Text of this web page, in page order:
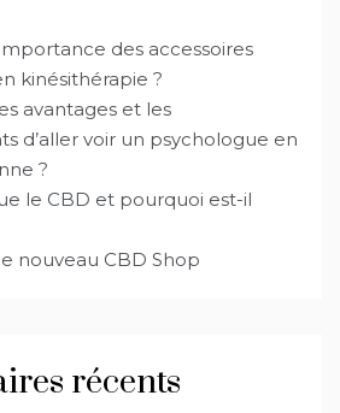
des accessoires
kinésithérapie ?
avantages et les
d’aller voir un psychologue en
?
le CBD et pourquoi est-il
nouveau CBD Shop
récents